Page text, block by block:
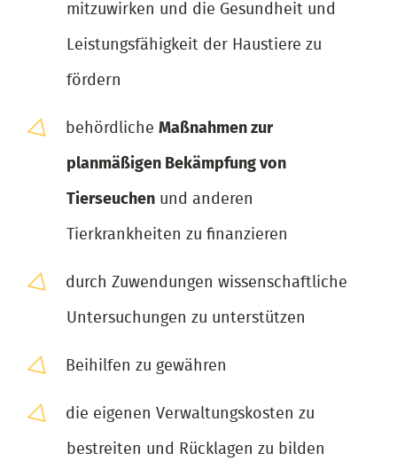
mitzuwirken und die Gesundheit und
Leistungsfähigkeit der Haustiere zu
fördern
behördliche Maßnahmen zur
planmäßigen Bekämpfung von
Tierseuchen und anderen
Tierkrankheiten zu finanzieren
durch Zuwendungen wissenschaftliche
Untersuchungen zu unterstützen
Beihilfen zu gewähren
die eigenen Verwaltungskosten zu
bestreiten und Rücklagen zu bilden